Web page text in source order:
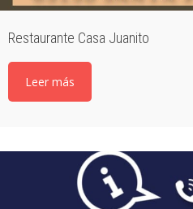
Restaurante Casa Juanito
Leer más